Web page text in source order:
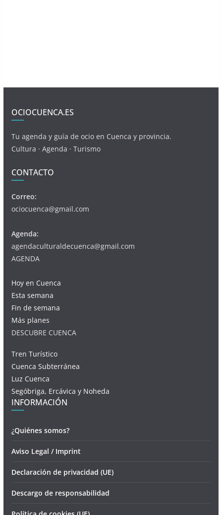
OCIOCUENCA.ES
Tu agenda y guía de ocio en Cuenca y provincia.
Cultura · Agenda · Turismo
CONTACTO
Correo:
ociocuenca@gmail.com
Agenda:
agendaculturaldecuenca@gmail.com
AGENDA
Hoy en Cuenca
Esta semana
Fin de semana
Más planes
DESCUBRE CUENCA
Tren Turístico
Cuenca Subterránea
Luz Cuenca
Segóbriga, Ercávica y Noheda
INFORMACIÓN
¿Quiénes somos?
Aviso Legal / Imprint
Declaración de privacidad (UE)
Descargo de responsabilidad